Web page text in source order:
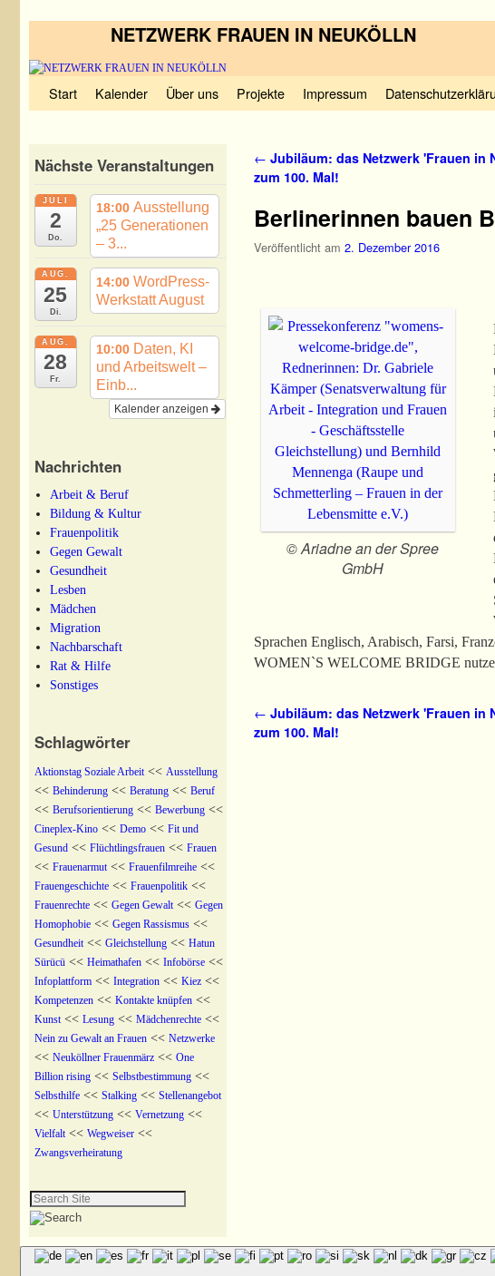
NETZWERK FRAUEN IN NEUKÖLLN
Zum sekundären Inhalt wechseln
Start Kalender Über uns Projekte Impressum
Nächste Veranstaltungen
JULI
2
Do.
18:00 Ausstellung
„25 Generationen
– 3...
AUG.
25
Di.
14:00 WordPress-
Werkstatt August
AUG.
28
Fr.
10:00 Daten, KI
und Arbeitswelt –
Einb...
Kalender anzeigen
Nachrichten
Arbeit & Beruf
Bildung & Kultur
Frauenpolitik
Gegen Gewalt
Gesundheit
Lesben
Mädchen
Migration
Nachbarschaft
Rat & Hilfe
Sonstiges
Schlagwörter
Aktionstag Soziale Arbeit << Ausstellung
<< Behinderung << Beratung << Beruf
<< Berufsorientierung << Bewerbung <<
Cineplex-Kino << Demo << Fit und
Gesund << Flüchtlingsfrauen << Frauen
<< Frauenarmut << Frauenfilmreihe <<
Frauengeschichte << Frauenpolitik <<
Frauenrechte << Gegen Gewalt << Gegen
Homophobie << Gegen Rassismus <<
Gesundheit << Gleichstellung << Hatun
Sürücü << Heimathafen << Infobörse <<
Infoplattform << Integration << Kiez <<
Kompetenzen << Kontakte knüpfen <<
Kunst << Lesung << Mädchenrechte <<
Nein zu Gewalt an Frauen << Netzwerke
<< Neuköllner Frauenmärz << One
Billion rising << Selbstbestimmung <<
Selbsthilfe << Stalking << Stellenangebot
<< Unterstützung << Vernetzung <<
Vielfalt << Wegweiser <<
Zwangsverheiratung
Artikelnavigation
← Jubiläum: das Netzwerk 'Frauen in
zum 100. Mal!
Berlinerinnen bauen
Veröffentlicht am 2. Dezember 2016
© Ariadne an der Spree
GmbH
Sprachen Englisch, Arabisch, Farsi,
WOMEN`S WELCOME BRIDGE
Artikelnavigation
← Jubiläum: das Netzwerk 'Frauen in
zum 100. Mal!